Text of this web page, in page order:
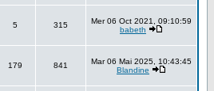
5 315
Mer 06 Oct 2021, 09:10:59
babeth
179 841
Mar 06 Mai 2025, 10:43:45
Blandine